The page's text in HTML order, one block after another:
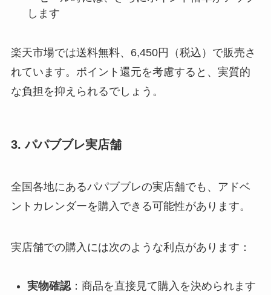
します
楽天市場では送料無料、6,450円（税込）で販売さ
れています。ポイント還元を考慮すると、実質的
な負担を抑えられるでしょう。
3. パパブブレ実店舗
全国各地にあるパパブブレの実店舗でも、アドベ
ントカレンダーを購入できる可能性があります。
実店舗での購入には次のような利点があります：
実物確認：商品を直接見て購入を決められます